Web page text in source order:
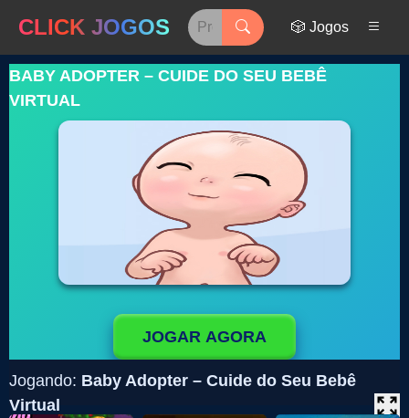
CLICK JOGOS 🎲 Jogos
BABY ADOPTER – CUIDE DO SEU BEBÊ
VIRTUAL
JOGAR AGORA
Jogando: Baby Adopter – Cuide do Seu Bebê
Virtual